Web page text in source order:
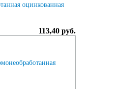
оцинкованная
113,40 руб.